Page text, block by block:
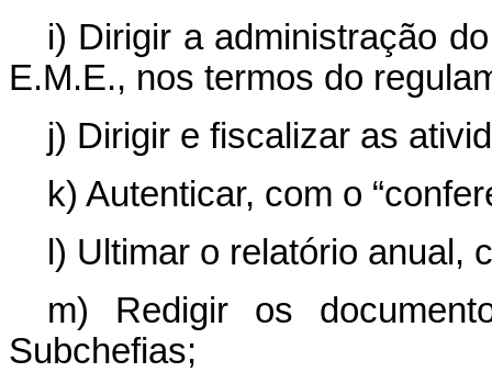
i) Dirigir a administração
E.M.E., nos termos do
j) Dirigir e fiscalizar as
k) Autenticar, com o
l) Ultimar o relatório anual,
m) Redigir os
Subchefias;